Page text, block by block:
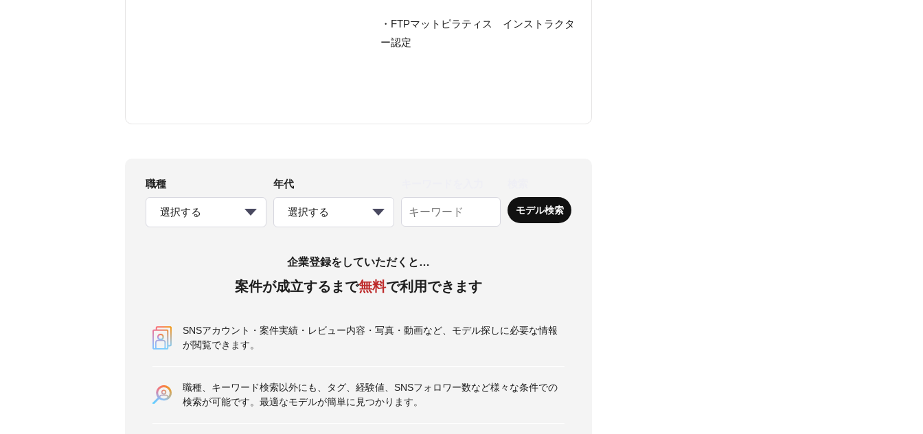
・FTPマットピラティス インストラクタ
ー認定
職種
選択する
年代
選択する
企業登録をしていただくと…
案件が成立するまで無料で利用できます
SNSアカウント・案件実績・レビュー内容・写真・動画など、モデル探しに必要な情報
が閲覧できます。
職種、キーワード検索以外にも、タグ、経験値、SNSフォロワー数など様々な条件での
検索が可能です。最適なモデルが簡単に見つかります。